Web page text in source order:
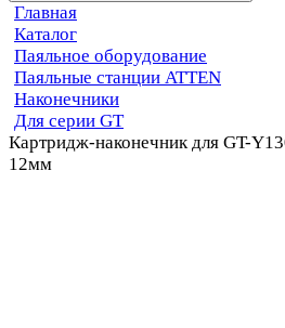
Главная
Каталог
Паяльное оборудование
Паяльные станции ATTEN
Наконечники
Для серии GT
Картридж-наконечник для GT-
12мм